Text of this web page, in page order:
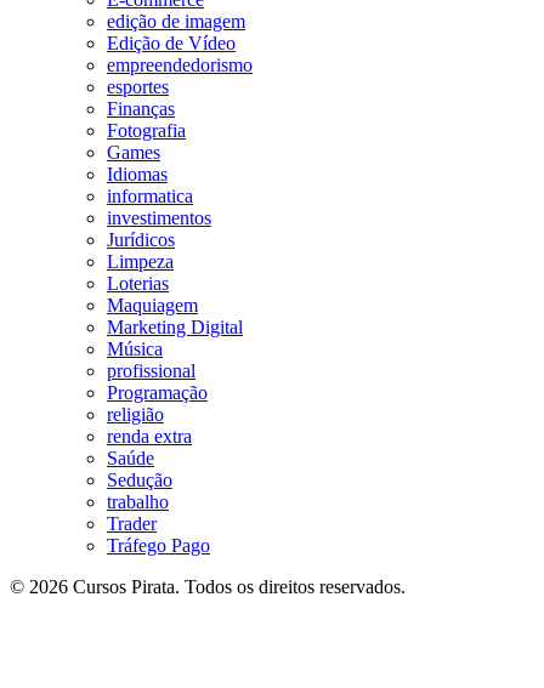
edição de imagem
Edição de Vídeo
empreendedorismo
esportes
Finanças
Fotografia
Games
Idiomas
informatica
investimentos
Jurídicos
Limpeza
Loterias
Maquiagem
Marketing Digital
Música
profissional
Programação
religião
renda extra
Saúde
Sedução
trabalho
Trader
Tráfego Pago
© 2026 Cursos Pirata. Todos os direitos reservados.